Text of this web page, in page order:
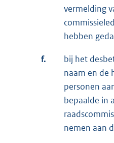
vermelding
hebben
f.
bij het
naam en de
personen
bepaalde in
nemen aan